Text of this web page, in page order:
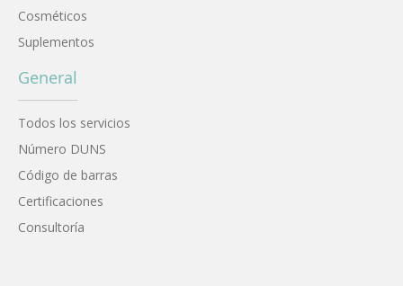
Cosméticos
Suplementos
General
Todos los servicios
Número DUNS
Código de barras
Certificaciones
Consultoría